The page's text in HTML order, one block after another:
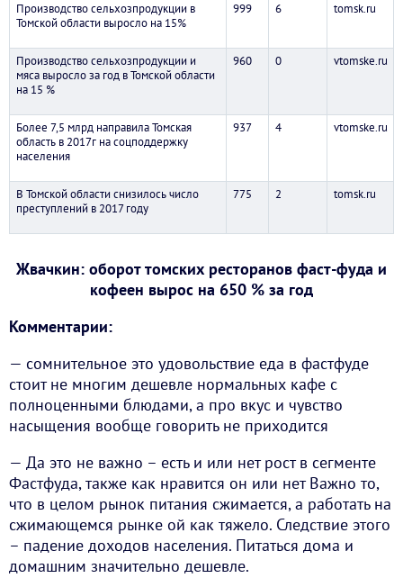
Производство сельхозпродукции в
Томской области выросло на 15%
999 6 tomsk.ru
Производство сельхозпродукции и
мяса выросло за год в Томской области
на 15 %
960 0 vtomske.ru
Более 7,5 млрд направила Томская
область в 2017г на соцподдержку
населения
937 4 vtomske.ru
В Томской области снизилось число
преступлений в 2017 году
775 2 tomsk.ru
Жвачкин: оборот томских ресторанов фаст-фуда и
кофеен вырос на 650 % за год
Комментарии:
— сомнительное это удовольствие еда в фастфуде
стоит не многим дешевле нормальных кафе с
полноценными блюдами, а про вкус и чувство
насыщения вообще говорить не приходится
— Да это не важно – есть и или нет рост в сегменте
Фастфуда, также как нравится он или нет Важно то,
что в целом рынок питания сжимается, а работать на
сжимающемся рынке ой как тяжело. Следствие этого
– падение доходов населения. Питаться дома и
домашним значительно дешевле.